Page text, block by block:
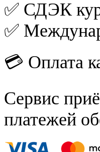
✅ СДЭК
✅
💳 Оплата
Сервис
платежей